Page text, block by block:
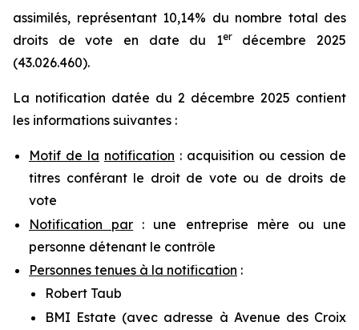
assimilés, représentant 10,14% du nombre total des
droits de vote en date du 1erdécembre 2025
(43.026.460).
La notification datée du 2 décembre 2025 contient
les informations suivantes :
Motif de la notification : acquisition ou cession de
titres conférant le droit de vote ou de droits de
vote
Notification par : une entreprise mère ou une
personne détenant le contrôle
Personnes tenues à la notification :
Robert Taub
BMI Estate (avec adresse à Avenue des Croix